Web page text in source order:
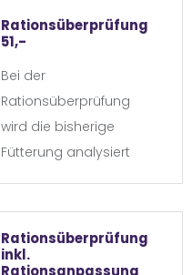
Rationsüberprüfung
51,-
Bei der
Rationsüberprüfung
wird die bisherige
Fütterung analysiert
Mängel aufgedeckt. Die
Rationsüberprüfung
Rationsüberprüfung
inkl.
Rationsanpassung